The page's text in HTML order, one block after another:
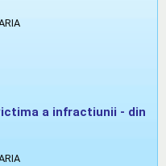
a infractiunii - din